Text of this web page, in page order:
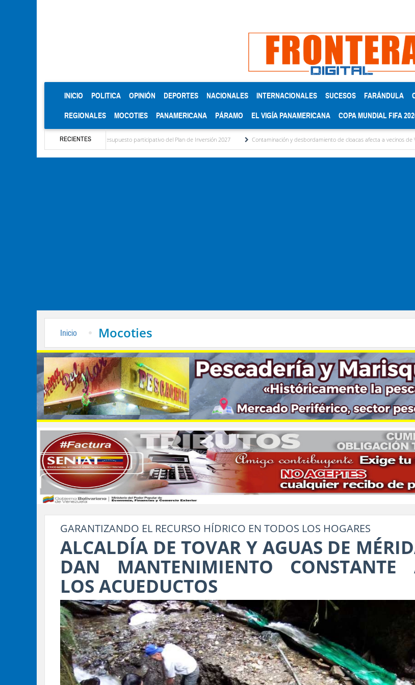
INICIO (CURRENT)
POLITICA OPINIÓN DEPORTES NACIONALES INTERNACIONALES SUCESOS FARÁNDULA
REGIONALES MOCOTIES PANAMERICANA PÁRAMO EL VIGÍA PANAMERICANA COPA MUNDIAL FIFA
RECIENTES
para el diagnóstico del presupuesto participativo del Plan de Inversión 2027 Contaminación y desbordamiento de cloacas afecta a vecinos de Villa Milenio en
Inicio Mocoties
GARANTIZANDO EL RECURSO HÍDRICO EN TODOS LOS HOGARES
ALCALDÍA DE TOVAR Y AGUAS DE
DAN MANTENIMIENTO CONSTANTE
LOS ACUEDUCTOS